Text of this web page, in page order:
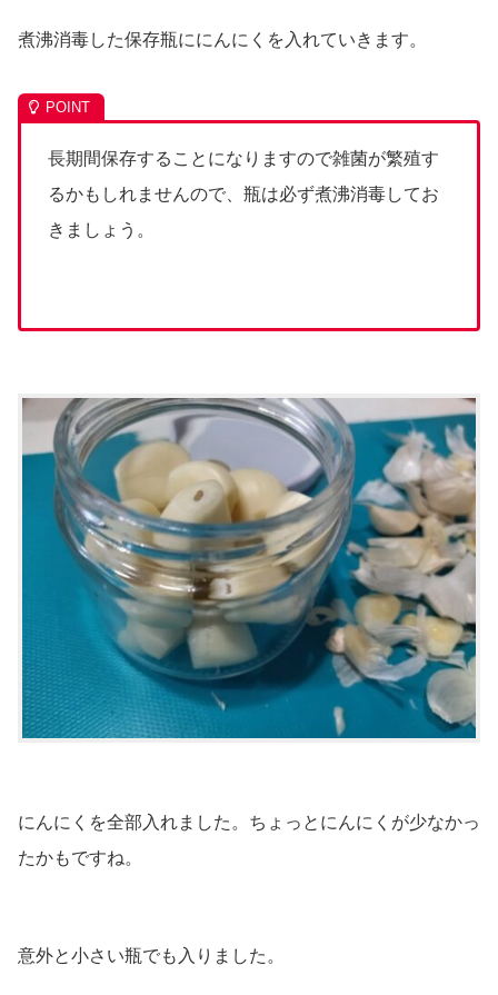
煮沸消毒した保存瓶ににんにくを入れていきます。
長期間保存することになりますので雑菌が繁殖す
るかもしれませんので、瓶は必ず煮沸消毒してお
きましょう。
にんにくを全部入れました。ちょっとにんにくが少なかっ
たかもですね。
意外と小さい瓶でも入りました。